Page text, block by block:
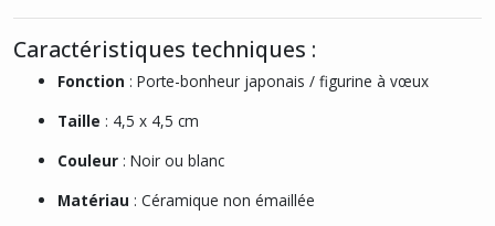
Caractéristiques techniques :
Fonction : Porte-bonheur japonais / figurine à vœux
Taille : 4,5 x 4,5 cm
Couleur : Noir ou blanc
Matériau : Céramique non émaillée